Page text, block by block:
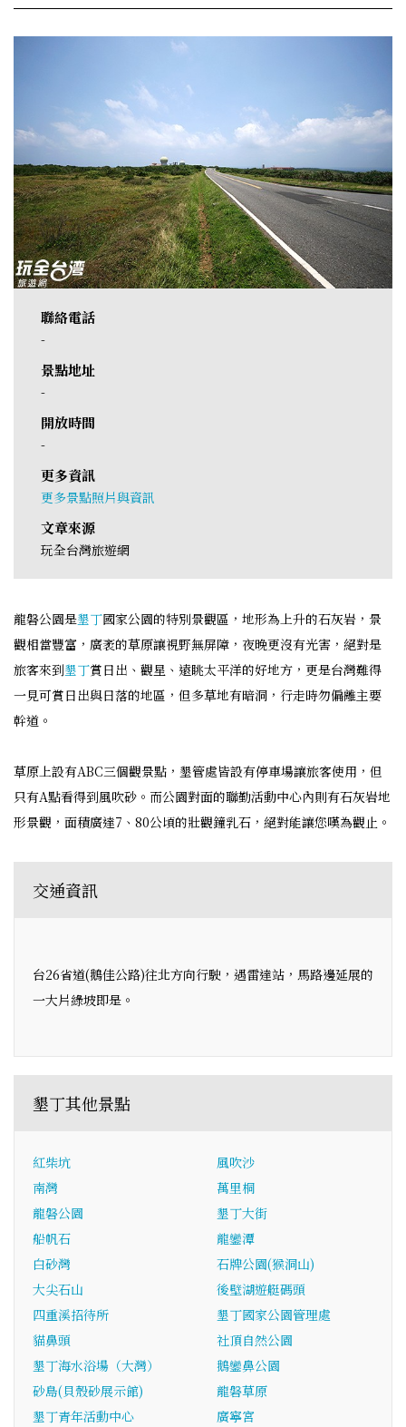
聯絡電話
-
景點地址
-
開放時間
-
更多資訊
更多景點照片與資訊
文章來源
玩全台灣旅遊網
龍磐公園是墾丁國家公園的特別景觀區，地形為上升的石灰岩，景
觀相當豐富，廣袤的草原讓視野無屏障，夜晚更沒有光害，絕對是
旅客來到墾丁賞日出、觀星、遠眺太平洋的好地方，更是台灣難得
一見可賞日出與日落的地區，但多草地有暗洞，行走時勿偏離主要
幹道。
草原上設有ABC三個觀景點，墾管處皆設有停車場讓旅客使用，但
只有A點看得到風吹砂。而公園對面的聯勤活動中心內則有石灰岩地
形景觀，面積廣達7、80公頃的壯觀鐘乳石，絕對能讓您嘆為觀止。
交通資訊
台26省道(鵝佳公路)往北方向行駛，遇雷達站，馬路邊延展的
一大片綠坡即是。
墾丁其他景點
紅柴坑
風吹沙
南灣
萬里桐
龍磐公園
墾丁大街
船帆石
龍鑾潭
白砂灣
石牌公園(猴洞山)
大尖石山
後壁湖遊艇碼頭
四重溪招待所
墾丁國家公園管理處
貓鼻頭
社頂自然公園
墾丁海水浴場（大灣）
鵝鑾鼻公園
砂島(貝殼砂展示館)
龍磐草原
墾丁青年活動中心
廣寧宮